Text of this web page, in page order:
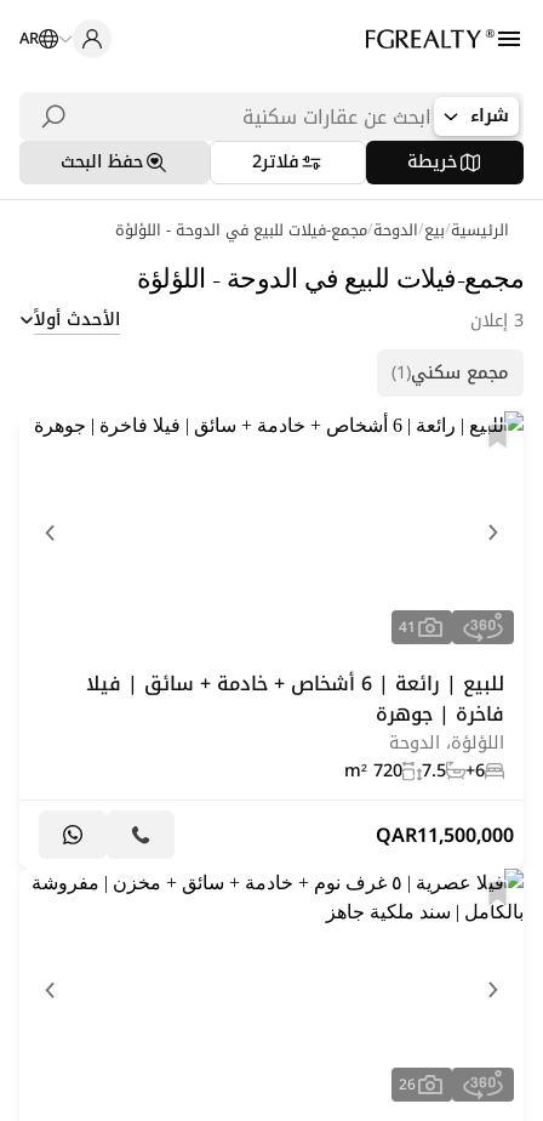
AR
شراء
عمليات بحث شائعة
شقق في اللؤلؤة
شقق في بورتو أرابيا
فلل في لوسيل
خريطة فلاتر2 حفظ البحث
الرئيسية/بيع/الدوحة/مجمع-فيلات للبيع في الدوحة - اللؤلؤة
مجمع-فيلات للبيع في الدوحة - اللؤلؤة
3 إعلان
الأحدث أولاً
مجمع سكني(1)
41
للبيع | رائعة | 6 أشخاص + خادمة + سائق | فيلا
فاخرة | جوهرة
اللؤلؤة، الدوحة
6+
7.5
720 m²
11,500,000
QAR
26